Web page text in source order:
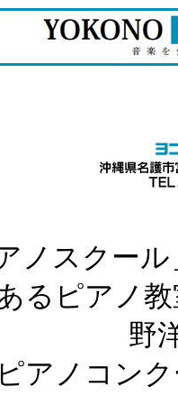
ノスクー
るピアノ
野
アノコン